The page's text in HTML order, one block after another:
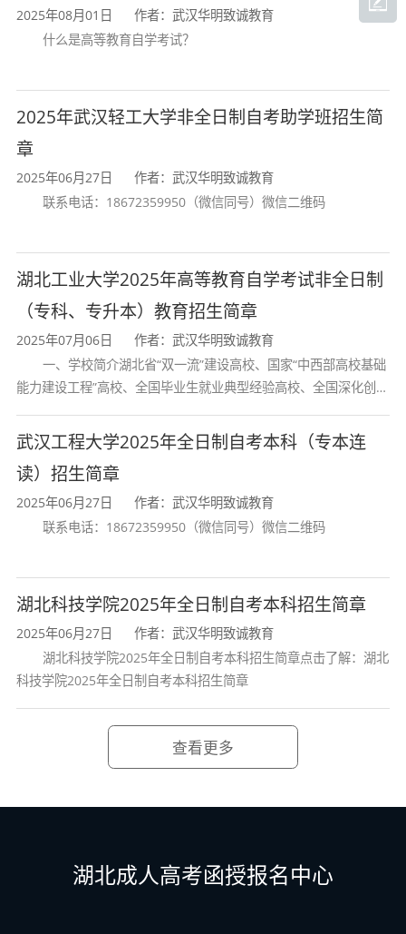
6.真实、有效的外语水平考试证明（或
官网结果截图）材料（A4纸）1份，助学单
位须安排专人上网核实原件（或原始成绩通
件为“通过全国大学英语四/六级”的，请填写
《湖北工业大学高等教育自学考试四六级考
试（湖北考区）成绩核查表》（附件3）。
记照片（同时提交JPG格式电子照），以“助
学单位简称-姓名-身份证号”命名，大小10kb
以内，150*210）。
三-42000019860518000***
（二）助学单位提交
1.《湖北工业大学高等教育自学考试学
士学位申报总表》1份（附件4，须加盖助学
单位公章），助学单位须安排专人核实内容
真实、无误后打印，加盖公章。纸质版电子
版各一份。
四、申报流程
1.本人申请。符合学位申请条件的本科
关纸质和电子全套材料。
2.助学单位预审。各助学单位须安排专
人，对申请人资格进行预审。重点审核：①
成绩是否≧75分；④学位论文审核是否合
格；⑤提交的各项材料是否齐备且真实准
确。
3.助学单位 报送材料。各助学单位汇
总、整理通过预审的申请人名单及各项申请
材料（纸质和电子材料全套），
4.学院审核推荐。学院党政联席会议研
究，向校学位评定委员会报送建议授予学士
学位的学生名单和申请材料。
联系电话：027-59750715
2025年08月01日
作者：武汉华明致诚教育
什么是高等教育自学考试？
2025年武汉轻工大学非全日制自考助学班招生简
章
2025年06月27日
作者：武汉华明致诚教育
联系电话：18672359950（微信同号）微信二维码
湖北工业大学2025年高等教育自学考试非全日制
（专科、专升本）教育招生简章
2025年07月06日
作者：武汉华明致诚教育
一、学校简介湖北省“双一流”建设高校、国家“中西部高校基础
能力建设工程”高校、全国毕业生就业典型经验高校、全国深化创新
员职务科技成果所有权或
武汉工程大学2025年全日制自考本科（专本连
读）招生简章
2025年06月27日
作者：武汉华明致诚教育
联系电话：18672359950（微信同号）微信二维码
湖北科技学院2025年全日制自考本科招生简章
2025年06月27日
作者：武汉华明致诚教育
湖北科技学院2025年全日制自考本科招生简章点击了解：湖北
科技学院2025年全日制自考本科招生简章
查看更多
湖北成人高考函授报名中心